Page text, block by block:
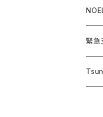
リス
ポス
CD
DLカ
青い
青い
緊急
復興